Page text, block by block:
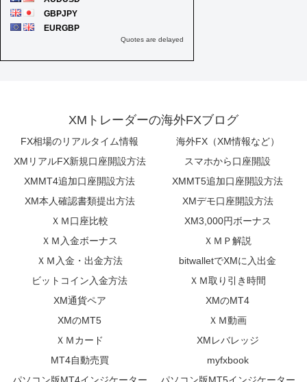
XMトレーダーの海外FXブログ
FX相場のリアルタイム情報
海外FX（XM情報など）
XMリアルFX新規口座開設方法
スマホから口座開設
XMMT4追加口座開設方法
XMMT5追加口座開設方法
XM本人確認書類提出方法
XMデモ口座開設方法
ＸＭ口座比較
XM3,000円ボーナス
ＸＭ入金ボーナス
ＸＭＰ解説
ＸＭ入金・出金方法
bitwalletでXMに入出金
ビットコイン入金方法
ＸＭ取り引き時間
XM通貨ペア
XMのMT4
XMのMT5
ＸＭ動画
ＸＭカード
XMレバレッジ
MT4自動売買
myfxbook
パソコン版MT4インジケーター
パソコン版MT5インジケーター